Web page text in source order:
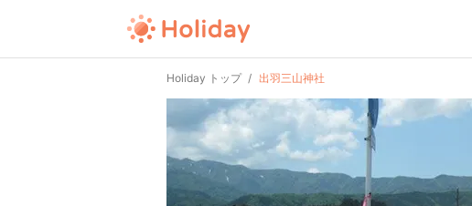
Holiday トップ 出羽三山神社